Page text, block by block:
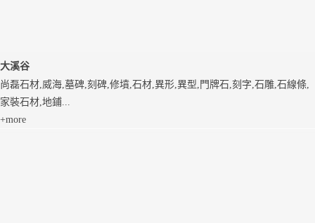
大溪谷
尚磊石材,威海,墓碑,刻碑,修墳,石材,異形,異型,門牌石,刻字,石雕,石線條,
家裝石材,地鋪...
+more